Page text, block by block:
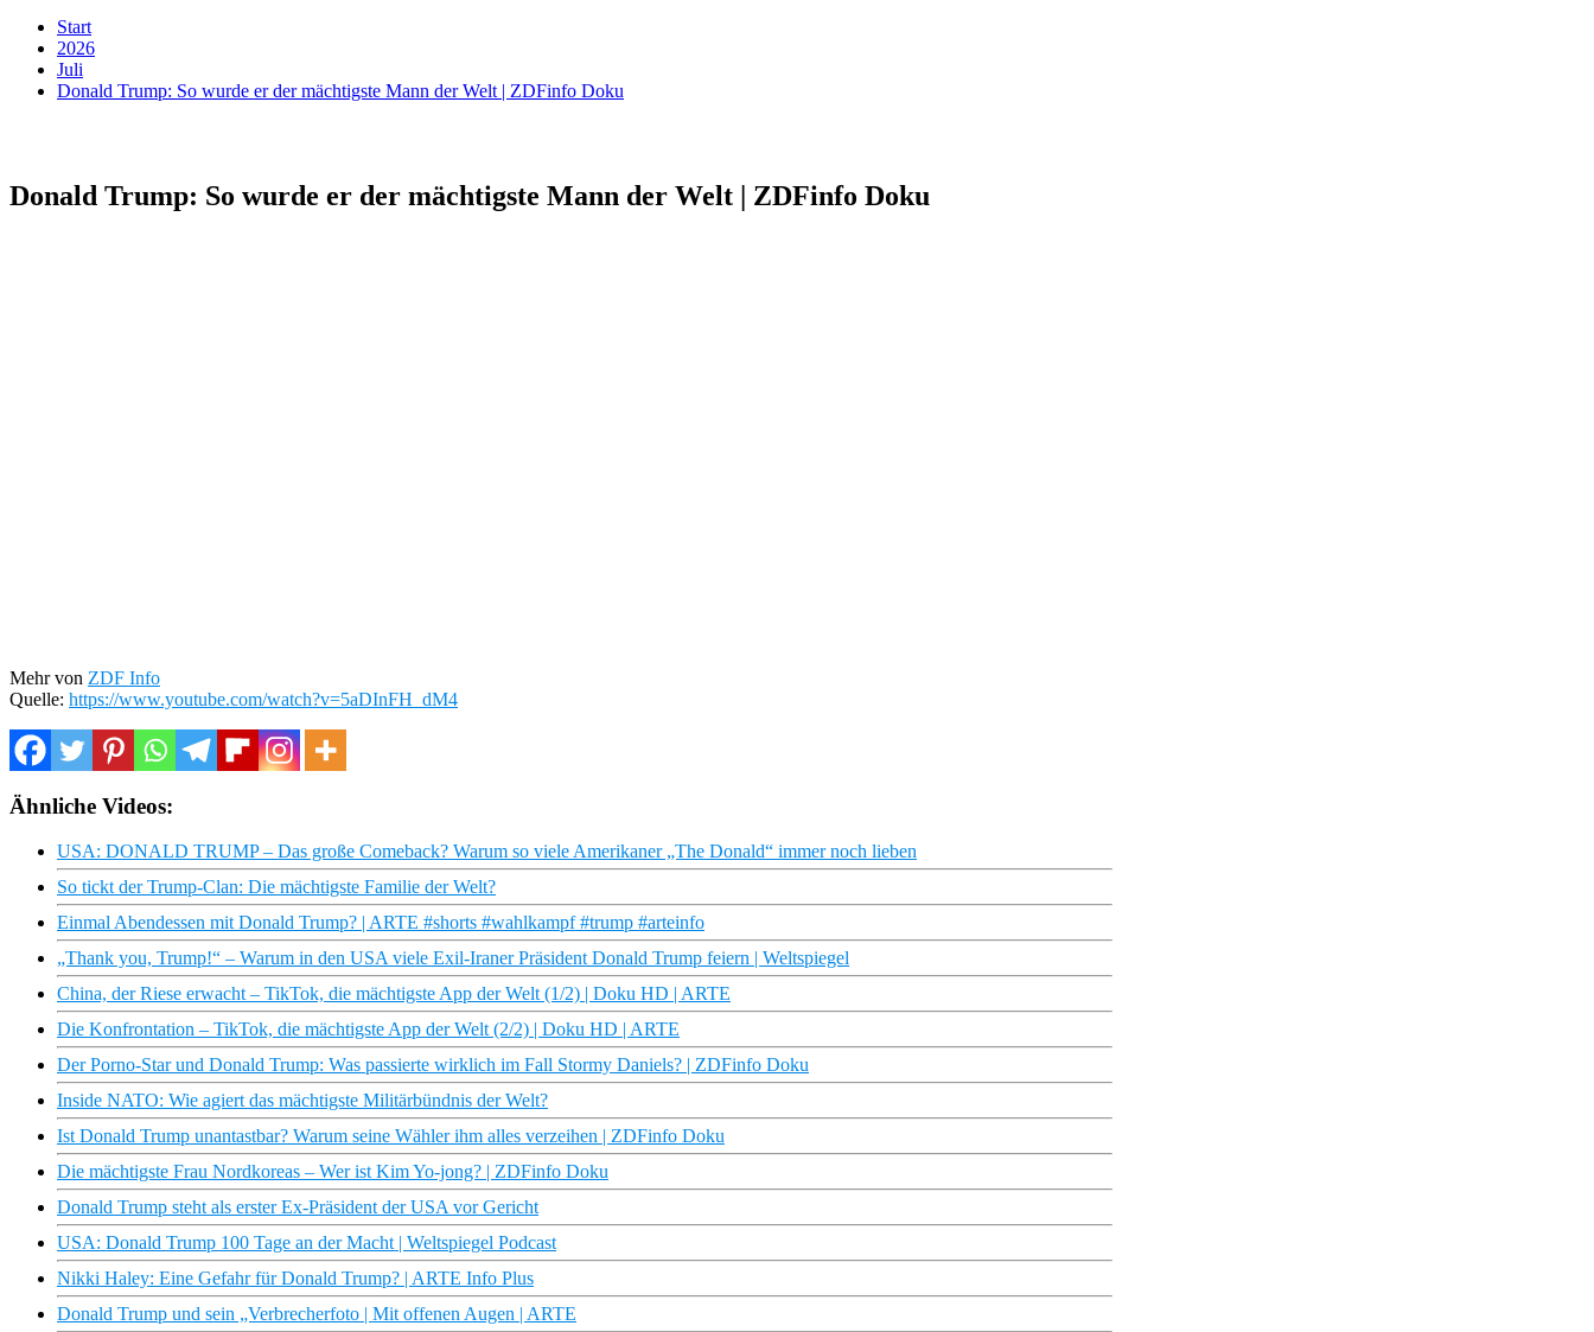
Start
2026
Juli
Donald Trump: So wurde er der mächtigste Mann der Welt | ZDFinfo Doku
Donald Trump: So wurde er der mächtigste Mann der Welt | ZDFinfo Doku
Mehr von ZDF Info
Quelle: https://www.youtube.com/watch?v=5aDInFH_dM4
Ähnliche Videos:
USA: DONALD TRUMP – Das große Comeback? Warum so viele Amerikaner „The Donald“ immer noch lieben
So tickt der Trump-Clan: Die mächtigste Familie der Welt?
Einmal Abendessen mit Donald Trump? | ARTE #shorts #wahlkampf #trump #arteinfo
„Thank you, Trump!“ – Warum in den USA viele Exil-Iraner Präsident Donald Trump feiern | Weltspiegel
China, der Riese erwacht – TikTok, die mächtigste App der Welt (1/2) | Doku HD | ARTE
Die Konfrontation – TikTok, die mächtigste App der Welt (2/2) | Doku HD | ARTE
Der Porno-Star und Donald Trump: Was passierte wirklich im Fall Stormy Daniels? | ZDFinfo Doku
Inside NATO: Wie agiert das mächtigste Militärbündnis der Welt?
Ist Donald Trump unantastbar? Warum seine Wähler ihm alles verzeihen | ZDFinfo Doku
Die mächtigste Frau Nordkoreas – Wer ist Kim Yo-jong? | ZDFinfo Doku
Donald Trump steht als erster Ex-Präsident der USA vor Gericht
USA: Donald Trump 100 Tage an der Macht | Weltspiegel Podcast
Nikki Haley: Eine Gefahr für Donald Trump? | ARTE Info Plus
Donald Trump und sein „Verbrecherfoto | Mit offenen Augen | ARTE